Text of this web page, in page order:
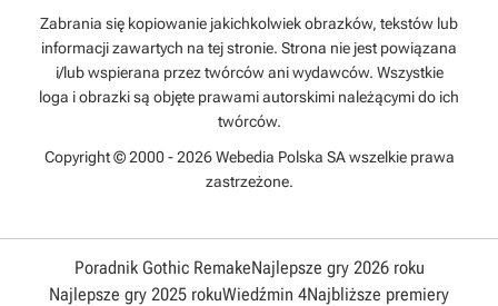
Zabrania się kopiowanie jakichkolwiek obrazków, tekstów lub
informacji zawartych na tej stronie. Strona nie jest powiązana
i/lub wspierana przez twórców ani wydawców. Wszystkie
loga i obrazki są objęte prawami autorskimi należącymi do ich
twórców.
Copyright © 2000 - 2026 Webedia Polska SA wszelkie prawa
zastrzeżone.
Poradnik Gothic RemakeNajlepsze gry 2026 roku
Najlepsze gry 2025 rokuWiedźmin 4Najbliższe premiery